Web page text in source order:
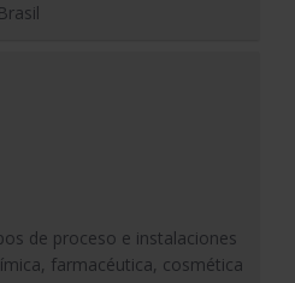
de proceso e instalaciones
farmacéutica, cosmética